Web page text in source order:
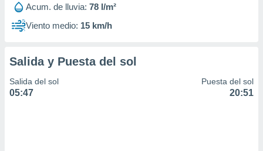
Acum. de lluvia: 78 l/m²
Viento medio: 15 km/h
Salida y Puesta del sol
Salida del sol
05:47
Puesta del sol
20:51